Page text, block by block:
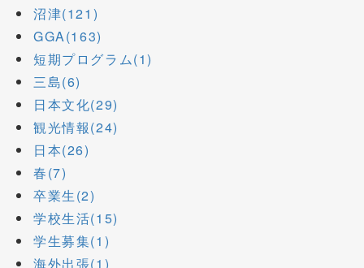
沼津(121)
GGA(163)
短期プログラム(1)
三島(6)
日本文化(29)
観光情報(24)
日本(26)
春(7)
卒業生(2)
学校生活(15)
学生募集(1)
海外出張(1)